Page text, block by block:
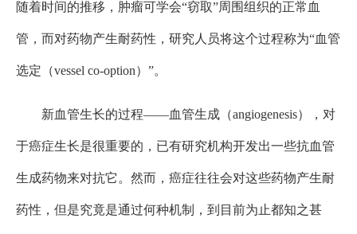
随着时间的推移，肿瘤可学会“窃取”周围组织的正常血
管，而对药物产生耐药性，研究人员将这个过程称为“血管
选定（vessel co-option）”。
新血管生长的过程——血管生成（angiogenesis），对
于癌症生长是很重要的，已有研究机构开发出一些抗血管
生成药物来对抗它。然而，癌症往往会对这些药物产生耐
药性，但是究竟是通过何种机制，到目前为止都知之甚